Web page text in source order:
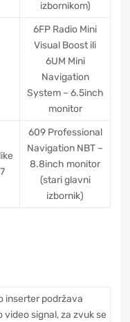
izbornikom)
6FP Radio Mini
Visual Boost ili
6UM Mini
Navigation
System – 6.5inch
monitor
609 Professional
Navigation NBT –
8.8inch monitor
(stari glavni
izbornik)
inserter podržava
video signal, za zvuk se